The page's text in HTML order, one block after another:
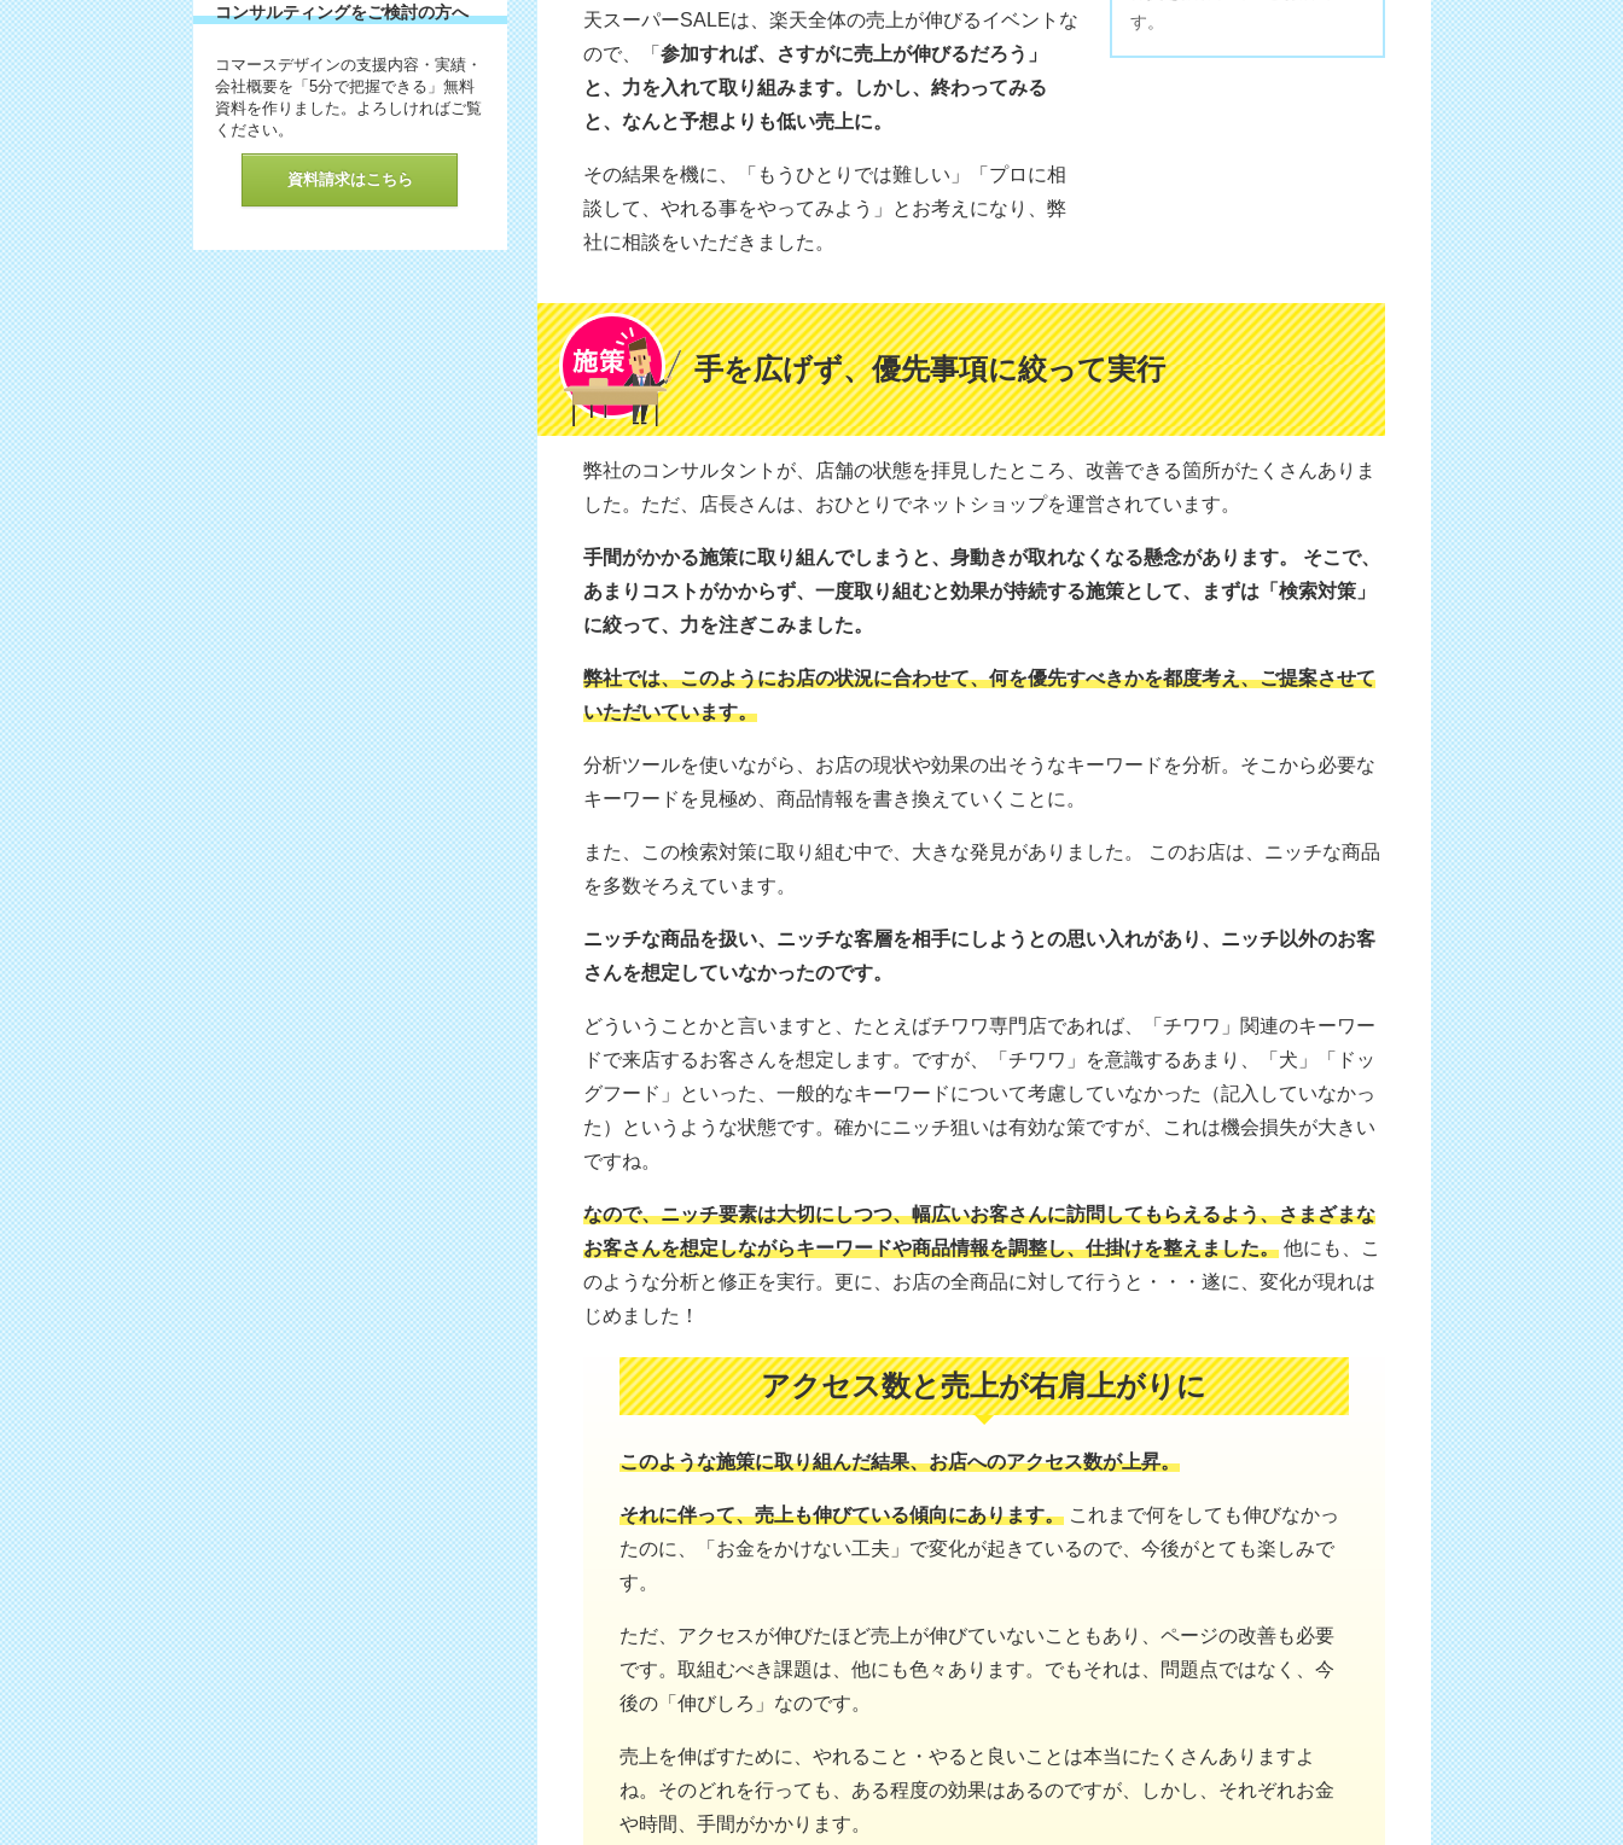
天スーパーSALEは、楽天全体の売上が伸びるイベントな
ので、「 参加すれば、さすがに売上が伸びるだろう」
と、力を入れて取り組みます。
しかし、終わってみる
と、なんと予想よりも低い売上に。
その結果を機に、「もうひとりでは難しい」「プロに相
談して、やれる事をやってみよう」とお考えになり、弊
社に相談をいただきました。
す。
手を広げず、優先事項に絞って実行
弊社のコンサルタントが、店舗の状態を拝見したところ、改善できる箇所がたくさんありま
した。ただ、店長さんは、おひとりでネットショップを運営されています。
手間がかかる施策に取り組んでしまうと、身動きが取れなくなる懸念があります。
そこで、
あまりコストがかからず、一度取り組むと効果が持続する施策として、まずは「検索対策」
に絞って、力を注ぎこみました。
弊社では、このようにお店の状況に合わせて、何を優先すべきかを都度考え、ご提案させて
いただいています。
分析ツールを使いながら、お店の現状や効果の出そうなキーワードを分析。そこから必要な
キーワードを見極め、商品情報を書き換えていくことに。
また、この検索対策に取り組む中で、大きな発見がありました。 このお店は、ニッチな商品
を多数そろえています。
ニッチな商品を扱い、ニッチな客層を相手にしようとの思い入れがあり、ニッチ以外のお客
さんを想定していなかったのです。
どういうことかと言いますと、たとえばチワワ専門店であれば、「チワワ」関連のキーワー
ドで来店するお客さんを想定します。ですが、「チワワ」を意識するあまり、「犬」「ドッ
グフード」といった、一般的なキーワードについて考慮していなかった（記入していなかっ
た）というような状態です。確かにニッチ狙いは有効な策ですが、これは機会損失が大きい
ですね。
なので、ニッチ要素は大切にしつつ、幅広いお客さんに訪問してもらえるよう、さまざまな
お客さんを想定しながらキーワードや商品情報を調整し、仕掛けを整えました。他にも、こ
のような分析と修正を実行。更に、お店の全商品に対して行うと・・・遂に、変化が現れは
じめました！
アクセス数と売上が右肩上がりに
このような施策に取り組んだ結果、お店へのアクセス数が上昇。
それに伴って、売上も伸びている傾向にあります。これまで何をしても伸びなかっ
たのに、「お金をかけない工夫」で変化が起きているので、今後がとても楽しみで
す。
ただ、アクセスが伸びたほど売上が伸びていないこともあり、ページの改善も必要
です。取組むべき課題は、他にも色々あります。でもそれは、問題点ではなく、今
後の「伸びしろ」なのです。
売上を伸ばすために、やれること・やると良いことは本当にたくさんありますよ
ね。そのどれを行っても、ある程度の効果はあるのですが、しかし、それぞれお金
や時間、手間がかかります。
コンサルティングをご検討の方へ
コマースデザインの支援内容・実績・
会社概要を「5分で把握できる」無料
資料を作りました。よろしければご覧
ください。
資料請求はこちら